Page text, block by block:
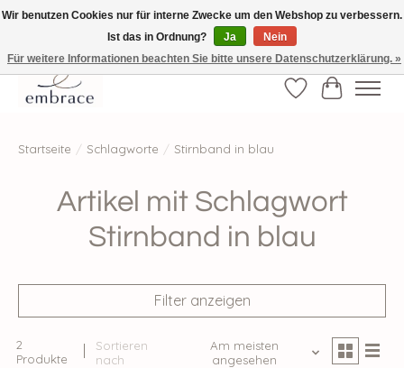
√ Versandkostenfrei ab € 40-, √ Made with Love and Happiness √Exklusiv und
nur hier im Onlineshop √high-quality & long-lasting fashion
Wunschzettel
Ihr
Startseite / Schlagworte / Stirnband in blau
Artikel mit Schlagwort
Stirnband in blau
Filter anzeigen
2
Produkte
Sortieren
nach
Am meisten
angesehen
Wir benutzen Cookies nur für interne Zwecke um den Webshop zu verbessern.
Ist das in Ordnung?
Ja
Nein
Für weitere Informationen beachten Sie bitte unsere Datenschutzerklärung. »